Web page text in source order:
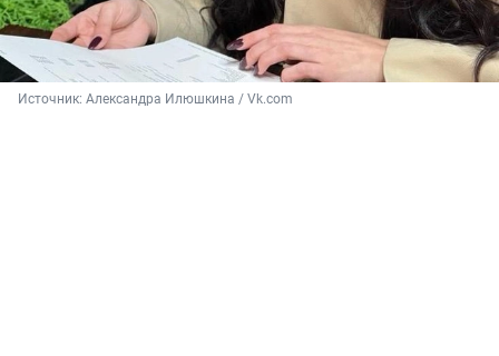
Источник: Александра Илюшкина / Vk.com